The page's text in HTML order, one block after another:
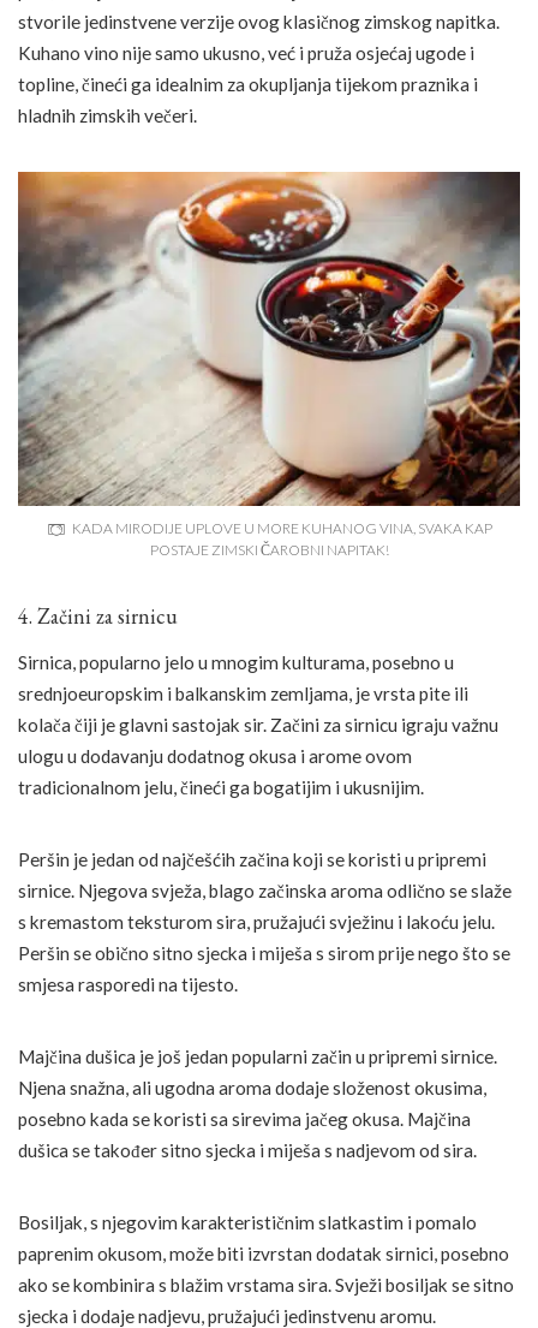
stvorile jedinstvene verzije ovog klasičnog zimskog napitka.
Kuhano vino nije samo ukusno, već i pruža osjećaj ugode i
topline, čineći ga idealnim za okupljanja tijekom praznika i
hladnih zimskih večeri.
KADA MIRODIJE UPLOVE U MORE KUHANOG VINA, SVAKA KAP
POSTAJE ZIMSKI ČAROBNI NAPITAK!
4. Začini za sirnicu
Sirnica, popularno jelo u mnogim kulturama, posebno u
srednjoeuropskim i balkanskim zemljama, je vrsta pite ili
kolača čiji je glavni sastojak sir. Začini za sirnicu igraju važnu
ulogu u dodavanju dodatnog okusa i arome ovom
tradicionalnom jelu, čineći ga bogatijim i ukusnijim.
Peršin je jedan od najčešćih začina koji se koristi u pripremi
sirnice. Njegova svježa, blago začinska aroma odlično se slaže
s kremastom teksturom sira, pružajući svježinu i lakoću jelu.
Peršin se obično sitno sjecka i miješa s sirom prije nego što se
smjesa rasporedi na tijesto.
Majčina dušica je još jedan popularni začin u pripremi sirnice.
Njena snažna, ali ugodna aroma dodaje složenost okusima,
posebno kada se koristi sa sirevima jačeg okusa. Majčina
dušica se također sitno sjecka i miješa s nadjevom od sira.
Bosiljak, s njegovim karakterističnim slatkastim i pomalo
paprenim okusom, može biti izvrstan dodatak sirnici, posebno
ako se kombinira s blažim vrstama sira. Svježi bosiljak se sitno
sjecka i dodaje nadjevu, pružajući jedinstvenu aromu.